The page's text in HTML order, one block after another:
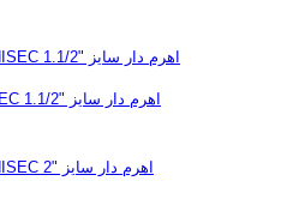
شیر اطمینان هایسک HISEC اهرم دار سایز "1.1/2